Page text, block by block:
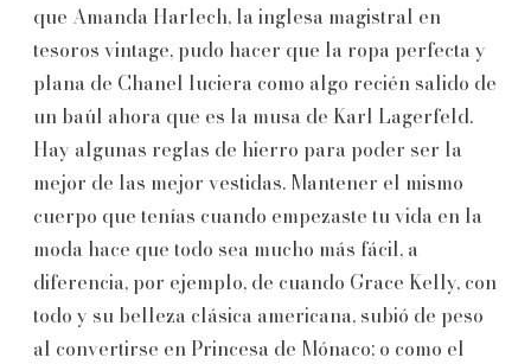
que Amanda Harlech, la inglesa magistral en
tesoros vintage, pudo hacer que la ropa perfecta y
plana de Chanel luciera como algo recién salido de
un baúl ahora que es la musa de Karl Lagerfeld.
Hay algunas reglas de hierro para poder ser la
mejor de las mejor vestidas. Mantener el mismo
cuerpo que tenías cuando empezaste tu vida en la
moda hace que todo sea mucho más fácil, a
diferencia, por ejemplo, de cuando Grace Kelly, con
todo y su belleza clásica americana, subió de peso
al convertirse en Princesa de Mónaco; o como el